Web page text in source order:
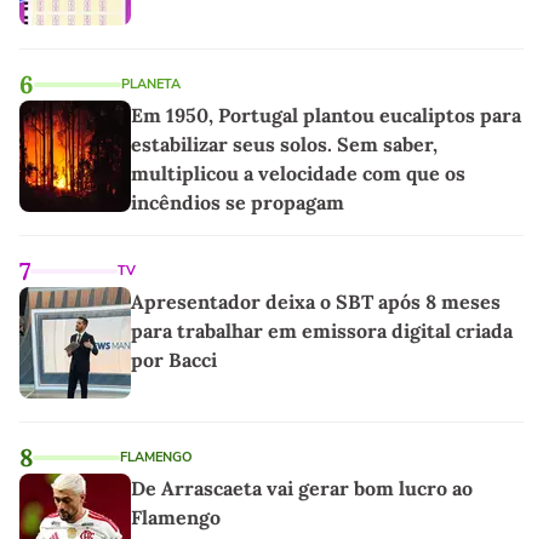
6 PLANETA
Em 1950, Portugal plantou eucaliptos para
estabilizar seus solos. Sem saber,
multiplicou a velocidade com que os
incêndios se propagam
7 TV
Apresentador deixa o SBT após 8 meses
para trabalhar em emissora digital criada
por Bacci
8 FLAMENGO
De Arrascaeta vai gerar bom lucro ao
Flamengo